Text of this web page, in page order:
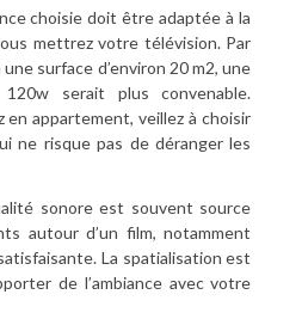
choisie doit être adaptée à la
mettrez votre télévision. Par
surface d’environ 20 m2, une
120w serait plus convenable.
en appartement, veillez à choisir
ne risque pas de déranger les
sonore est souvent source
autour d’un film, notamment
La spatialisation est
de l’ambiance avec votre